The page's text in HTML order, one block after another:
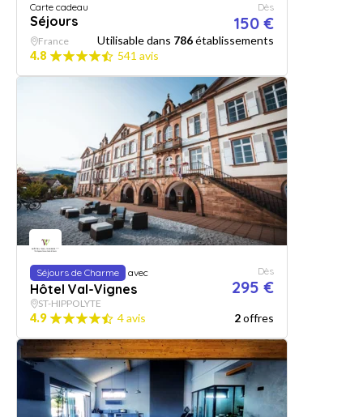
Carte cadeau
Séjours
Dès
150 €
France Utilisable dans 786établissements
4.8
541 avis
Séjours de Charme avec
Hôtel Val-Vignes
Dès
295 €
ST-HIPPOLYTE
4.9 4 avis 2offres